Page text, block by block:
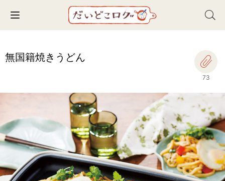
Toggle navigation
無国籍焼きうどん
73